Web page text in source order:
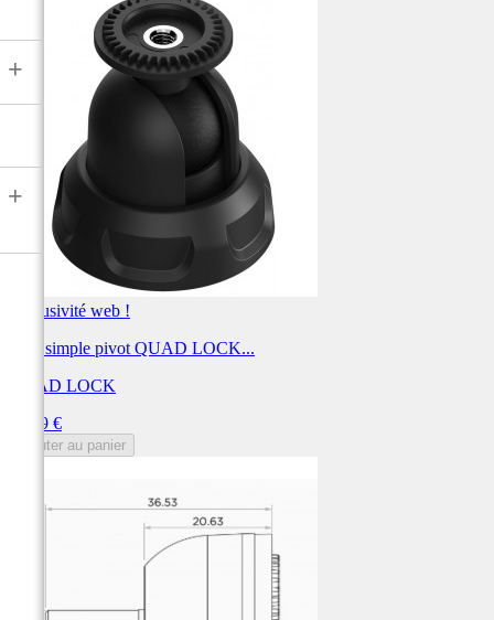
+
+
Exclusivité web !
Bras simple pivot QUAD LOCK...
QUAD LOCK
14,99 €
Ajouter au panier